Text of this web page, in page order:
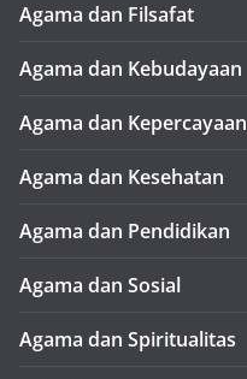
Agama dan Filsafat
Agama dan Kebudayaan
Agama dan Kepercayaan
Agama dan Kesehatan
Agama dan Pendidikan
Agama dan Sosial
Agama dan Spiritualitas